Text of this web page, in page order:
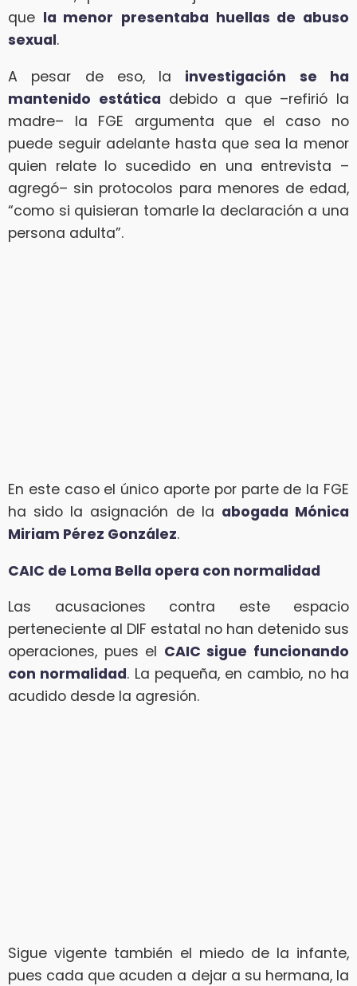
que la menor presentaba huellas de abuso
sexual.
A pesar de eso, la investigación se ha
mantenido estática debido a que –refirió la
madre– la FGE argumenta que el caso no
puede seguir adelante hasta que sea la menor
quien relate lo sucedido en una entrevista –
agregó– sin protocolos para menores de edad,
“como si quisieran tomarle la declaración a una
persona adulta”.
En este caso el único aporte por parte de la FGE
ha sido la asignación de la abogada Mónica
Miriam Pérez González.
CAIC de Loma Bella opera con normalidad
Las acusaciones contra este espacio
perteneciente al DIF estatal no han detenido sus
operaciones, pues el CAIC sigue funcionando
con normalidad. La pequeña, en cambio, no ha
acudido desde la agresión.
Sigue vigente también el miedo de la infante,
pues cada que acuden a dejar a su hermana, la